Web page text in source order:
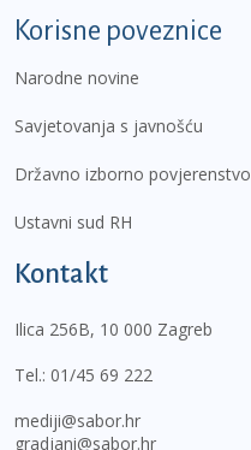
Korisne poveznice
Narodne novine
Savjetovanja s javnošću
Državno izborno povjerenstvo
Ustavni sud RH
Kontakt
Ilica 256B, 10 000 Zagreb
Tel.: 01/45 69 222
mediji@sabor.hr
gradjani@sabor.hr